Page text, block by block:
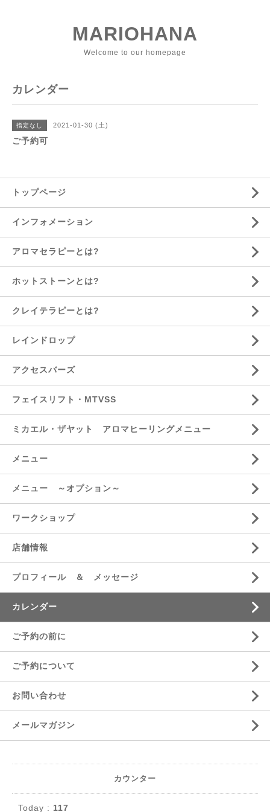
MARIOHANA
Welcome to our homepage
カレンダー
指定なし 2021-01-30 (土)
ご予約可
トップページ
インフォメーション
アロマセラピーとは?
ホットストーンとは?
クレイテラピーとは?
レインドロップ
アクセスバーズ
フェイスリフト・MTVSS
ミカエル・ザヤット アロマヒーリングメニュー
メニュー
メニュー ～オプション～
ワークショップ
店舗情報
プロフィール ＆ メッセージ
カレンダー
ご予約の前に
ご予約について
お問い合わせ
メールマガジン
カウンター
Today : 117